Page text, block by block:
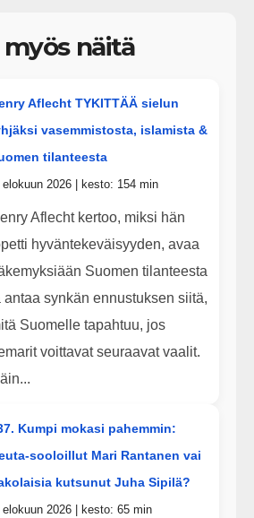
näitä
Aflecht TYKITTÄÄ sielun
vasemmistosta, islamista &
tilanteesta
elokuun 2026 | kesto: 154 min
Aflecht kertoo, miksi hän
hyväntekeväisyyden, avaa
Suomen tilanteesta
antaa synkän ennustuksen siitä,
Suomelle tapahtuu, jos
voittavat seuraavat vaalit.
Kumpi mokasi pahemmin:
sooloillut Mari Rantanen vai
kutsunut Juha Sipilä?
elokuun 2026 | kesto: 65 min